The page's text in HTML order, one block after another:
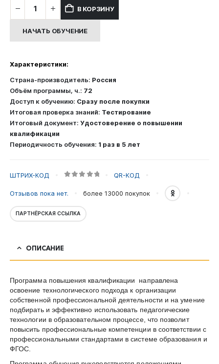
7,000.00 ₽.
квалификации:
технологии:
Эффективное
применение
в
образовательном
процессе
в
контексте
В КОРЗИНУ
НАЧАТЬ ОБУЧЕНИЕ
Характеристики:
Страна-производитель: Россия
Объём программы, ч.: 72
Доступ к обучению: Сразу после покупки
Итоговая проверка знаний: Тестирование
Итоговый документ: Удостоверение о повышении
квалификации
Периодичность обучения: 1 раз в 5 лет
ШТРИХ-КОД QR-КОД
Отзывов пока нет. более 13000 покупок
ПАРТНЁРСКАЯ ССЫЛКА
ОПИСАНИЕ
Программа повышения квалификации направлена
освоение технологического подхода к организации
собственной профессиональной деятельности и на умение
подбирать и эффективно использовать педагогические
технологии в образовательном процессе, что позволит
повысить профессиональные компетенции в соответствии с
профессиональными стандартами в системе образования и
ФГОС.